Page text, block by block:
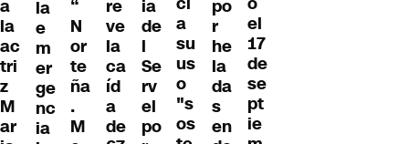
a
la
ac
tri
z
M
ar
la
e
m
er
ge
nc
ia
“
N
or
te
ña
.
M
re
ve
la
ca
íd
a
de
ia
de
l
Se
rv
el
po
a
su
us
o
"s
os
po
r
he
la
da
s
en
el
17
de
se
pt
ie